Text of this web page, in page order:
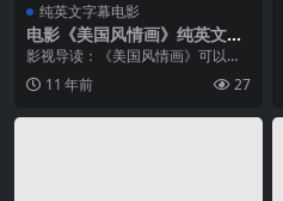
纯英文字幕电影
电影《美国风情画》纯英文字
幕高清MP4下载
影视导读：《美国风情画》可以看
成是卢卡斯的青春自传，电影描述
了一群刚步出高中校园，即将因不
11 年前 27